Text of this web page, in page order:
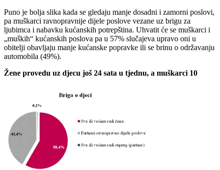
Puno je bolja slika kada se gledaju manje dosadni i zamorni poslovi,
pa muškarci ravnopravnije dijele poslove vezane uz brigu za
ljubimca i nabavku kućanskih potrepština. Uhvatit će se muškarci i
„muških“ kućanskih poslova pa u 57% slučajeva upravo oni u
obitelji obavljaju manje kućanske popravke ili se brinu o održavanju
automobila (49%).
Žene provedu uz djecu još 24 sata u tjednu, a muškarci 10